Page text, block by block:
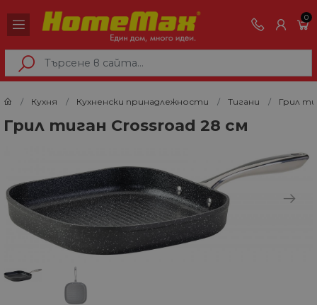
0
Кухня Кухненски принадлежности Тигани Грил
Грил тиган Crossroad 28 см